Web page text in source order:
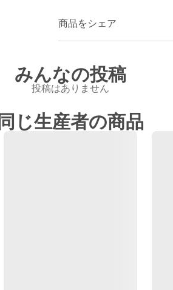
商品をシェア
みんなの投稿
投稿はありません
同じ生産者の商品